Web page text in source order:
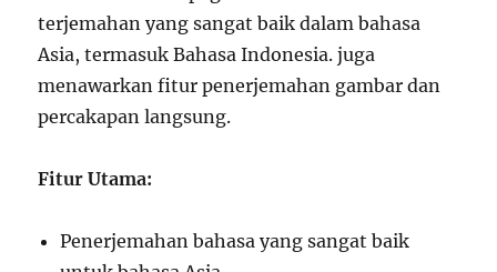
terjemahan yang sangat baik dalam bahasa
Asia, termasuk Bahasa Indonesia. juga
menawarkan fitur penerjemahan gambar dan
percakapan langsung.
Fitur Utama:
Penerjemahan bahasa yang sangat baik